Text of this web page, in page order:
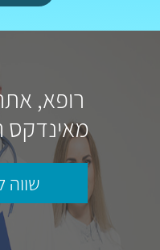
רופא,
מאינדקס